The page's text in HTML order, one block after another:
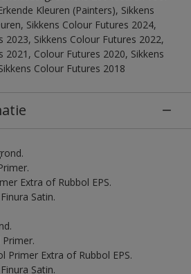
Kleuren (Painters), Sikkens
Sikkens Colour Futures 2024,
2023, Sikkens Colour Futures 2022,
2021, Colour Futures 2020, Sikkens
Colour Futures 2018
Extra of Rubbol EPS.
Satin.
Primer Extra of Rubbol EPS.
Satin.